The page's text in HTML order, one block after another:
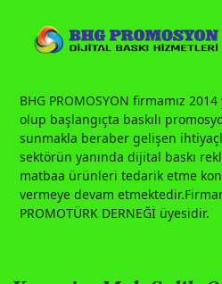
BHG PROMOSYON firmamız
olup başlangıçta baskılı
sunmakla beraber gelişen
sektörün yanında dijital baskı
matbaa ürünleri tedarik etme
vermeye devam
PROMOTÜRK DERNEĞİ üyesidir.